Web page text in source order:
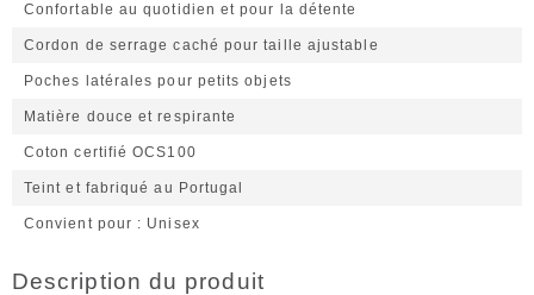
Confortable au quotidien et pour la détente
Cordon de serrage caché pour taille ajustable
Poches latérales pour petits objets
Matière douce et respirante
Coton certifié OCS100
Teint et fabriqué au Portugal
Convient pour Unisex
Description du produit